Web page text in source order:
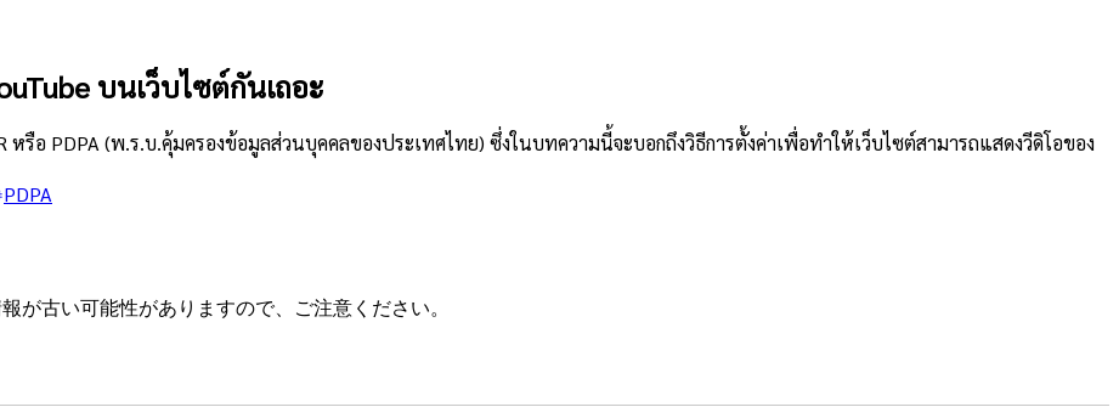
บนเว็บไซต์กันเถอะ
รือ PDPA (พ.ร.บ.คุ้มครองข้อมูลส่วนบุคคลของประเทศไทย) ซึ่งในบทความนี้จะบอกถึงวิธีการตั้งค่าเพื่อทำให้เว็บไซต์สามารถแสดงวีดิโอของ
PDPA
が古い可能性がありますので、ご注意ください。